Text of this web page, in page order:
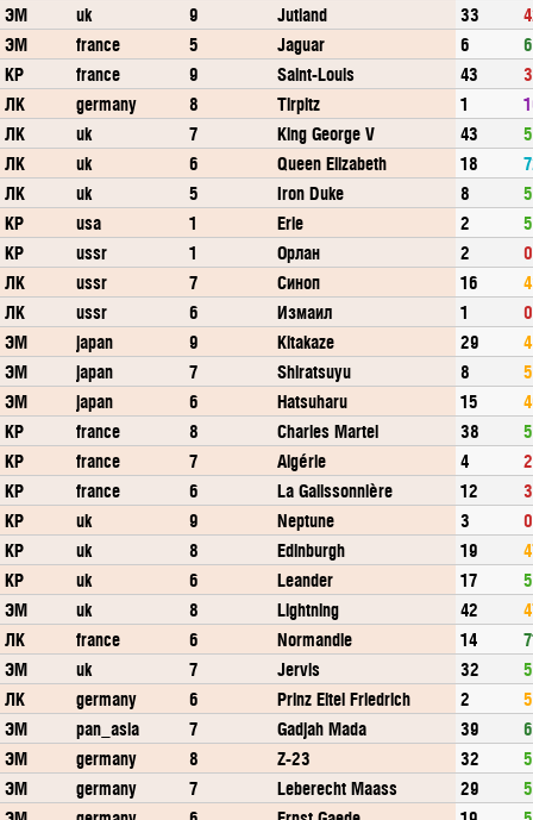
ЭМ
uk 9 Jutland 33
ЭМ
france 5 Jaguar 6
КР
france 9 Saint-Louis 43
ЛК
germany 8 Tirpitz 1
ЛК
uk 7 King George V 43
ЛК
uk 6 Queen Elizabeth 18
ЛК
uk 5 Iron Duke 8
КР
usa 1 Erie 2
КР
ussr 1 Орлан 2
0
ЛК
ussr 7 Синоп 16
ЛК
ussr 6 Измаил 1
0
ЭМ
japan 9 Kitakaze 29
ЭМ
japan 7 Shiratsuyu 8
ЭМ
japan 6 Hatsuharu 15
КР
france 8 Charles Martel 38
КР
france 7 Algérie 4
КР
france 6 La Galissonnière 12
КР
uk 9 Neptune 3
0
КР
uk 8 Edinburgh 19
КР
uk 6 Leander 17
ЭМ
uk 8 Lightning 42
ЛК
france 6 Normandie 14
ЭМ
uk 7 Jervis 32
ЛК
germany 6 Prinz Eitel Friedrich 2
ЭМ
pan_asia 7 Gadjah Mada 39
ЭМ
germany 8 Z-23 32
ЭМ
germany 7 Leberecht Maass 29